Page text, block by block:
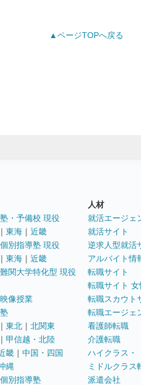
▲ページTOPへ戻る
・予備校 現役
｜ 東海 ｜ 近畿
別指導塾 現役
｜ 東海 ｜ 近畿
関大学特化型 現役
像授業
｜ 東北 ｜ 北関東
｜ 甲信越・北陸
畿 ｜ 中国・四国
縄
別指導塾
人材
就活エージェ
就活サイト
逆求人型就活
アルバイト情
転職サイト
転職サイト 女
転職スカウト
転職エージェ
看護師転職
介護転職
ハイクラス・
ミドルクラス
派遣会社